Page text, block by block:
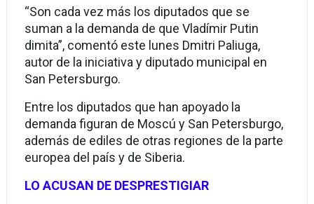
“Son cada vez más los diputados que se
suman a la demanda de que Vladímir Putin
dimita”, comentó este lunes Dmitri Paliuga,
autor de la iniciativa y diputado municipal en
San Petersburgo.
Entre los diputados que han apoyado la
demanda figuran de Moscú y San Petersburgo,
además de ediles de otras regiones de la parte
europea del país y de Siberia.
LO ACUSAN DE DESPRESTIGIAR